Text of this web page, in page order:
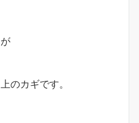
のカギです。